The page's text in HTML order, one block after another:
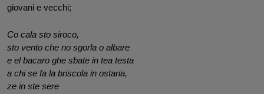
giovani e vecchi;
Co cala sto siroco,
sto vento che no sgorla o albare
e el bacaro ghe sbate in tea testa
a chi se fa la briscola in ostaria,
ze in ste sere